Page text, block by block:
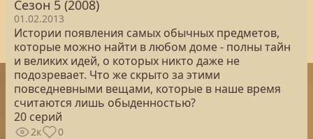
Сезон 5 (2008)
01.02.2013
Истории появления самых обычных предметов,
которые можно найти в любом доме - полны тайн
и великих идей, о которых никто даже не
подозревает. Что же скрыто за этими
повседневными вещами, которые в наше время
считаются лишь обыденностью?
20 серий
2к 0